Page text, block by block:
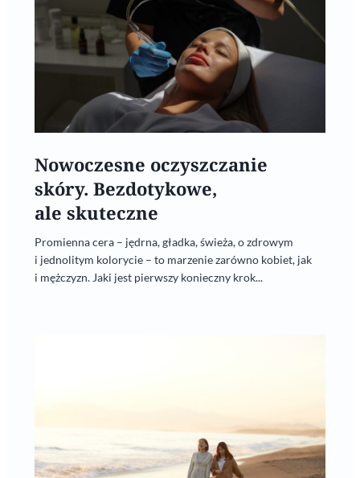
Nowoczesne oczyszczanie
skóry. Bezdotykowe,
ale skuteczne
Promienna cera – jędrna, gładka, świeża, o zdrowym
i jednolitym kolorycie – to marzenie zarówno kobiet, jak
i mężczyzn. Jaki jest pierwszy konieczny krok...